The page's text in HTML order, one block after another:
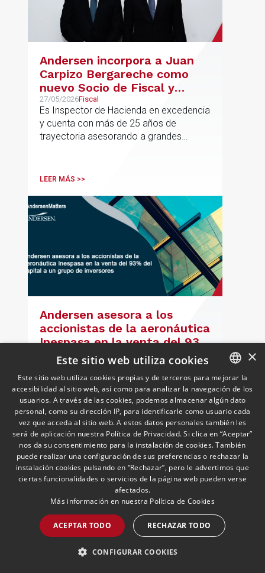
Andersen incorpora a Juan
Carpizo Bergareche como
nuevo Socio de Fiscal y
responsable de la práctica
ibérica de Fiscalidad Local
27/05/2026Fiscal
Es Inspector de Hacienda en excedencia
y cuenta con más de 25 años de
trayectoria asesorando a grandes
principalmente en los sectores
medioambiental
LEER MÁS >>
Andersen asesora a los
accionistas de la aeronáutica
Inespasa en la venta del 93%
del capital a un grupo de
inversores
El asesoramiento ha sido liderado por
Marta Morales, Socia; junto a Arturo
Murillo.
LEER MÁS >>
SPANISH
ENGLISH
PORTUGUESE
×
Este sitio web utiliza cookies
Este sitio web utiliza cookies propias y de terceros para mejorar la
accesibilidad al sitio web, así como para analizar la navegación de los
usuarios. A través de las cookies, podemos almacenar algún dato
personal, como su dirección IP, para identificarle como usuario cada
vez que acceda al sitio web. A estos datos personales también les
será de aplicación nuestra Política de Privacidad. Si clica en “Aceptar”
nos da su consentimiento para la instalación de cookies. También
puede realizar una configuración de sus preferencias o rechazar la
instalación cookies pulsando en “Rechazar”, pero le advertimos que
ciertas funcionalidades o servicios de la página web pueden verse
afectados.
Más información en nuestra Política de Cookies
ACEPTAR TODO RECHAZAR TODO
CONFIGURAR COOKIES